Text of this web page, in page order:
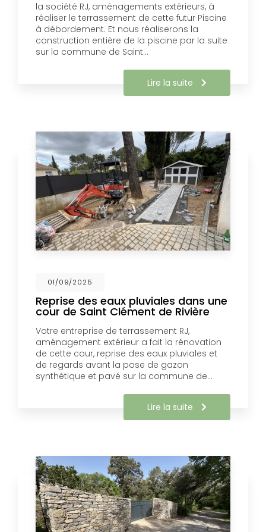
la société RJ, aménagements extérieurs, à
réaliser le terrassement de cette futur Piscine
à débordement. Et nous réaliserons la
construction entière de la piscine par la suite
sur la commune de Saint…
Lire la suite
01/09/2025
Reprise des eaux pluviales dans une
cour de Saint Clément de Rivière
Votre entreprise de terrassement RJ,
aménagement extérieur a fait la rénovation
de cette cour, reprise des eaux pluviales et
de regards avant la pose de gazon
synthétique et pavé sur la commune de…
Lire la suite